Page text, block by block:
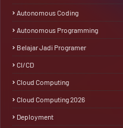
Autonomous Coding
Autonomous Programming
Belajar Jadi Programer
CI/CD
Cloud Computing
Cloud Computing 2026
Deployment